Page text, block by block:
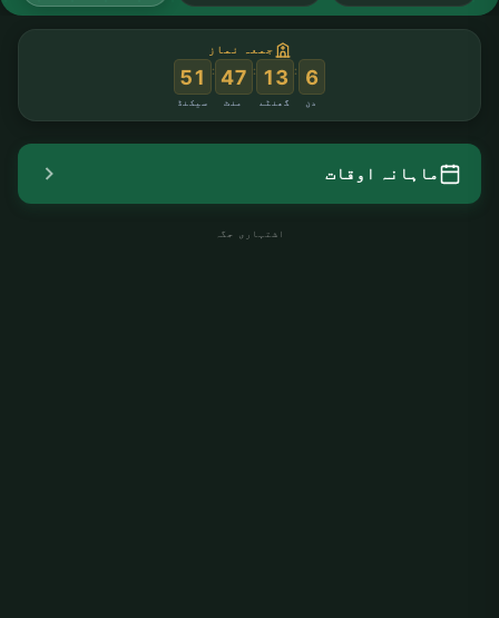
جمعہ نماز
6
دن
:
13
گھنٹے
:
47
منٹ
:
50
سیکنڈ
ماہانہ اوقات
اشتہاری جگہ